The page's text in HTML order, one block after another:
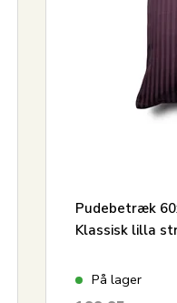
Pudebetræk
Klassisk lilla
På lager